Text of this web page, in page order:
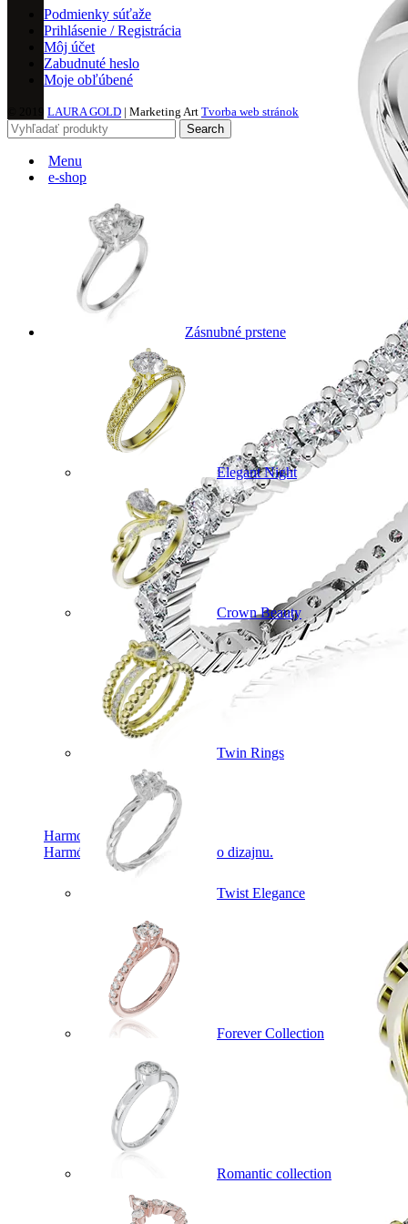
Harmony
Harmónia klasiky a moderného dizajnu.
Podmienky súťaže
Prihlásenie / Registrácia
Môj účet
Zabudnuté heslo
Moje obľúbené
LAURA GOLD | Marketing Art Tvorba web stránok
Search
Menu
e-shop
Zásnubné prstene
Elegant Night
Crown Beauty
Twin Rings
Twist Elegance
Forever Collection
Romantic collection